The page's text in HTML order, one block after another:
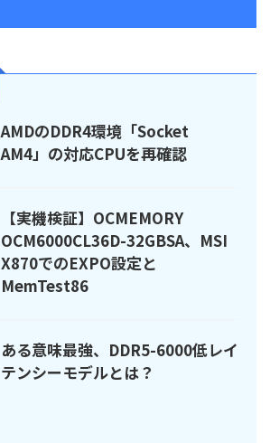
AMDのDDR4環境「Socket
AM4」の対応CPUを再確認
【実機検証】OCMEMORY
OCM6000CL36D-32GBSA、MSI
X870でのEXPO設定と
MemTest86
ある意味最強、DDR5-6000低レイ
テンシーモデルとは？